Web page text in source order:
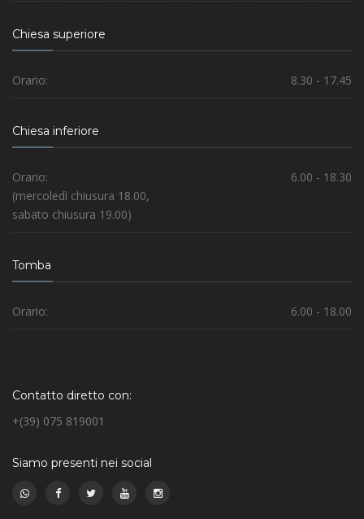
Chiesa superiore
Orario: 8.30 - 17.45
Chiesa inferiore
Orario:
6.00 - 18.30
(mercoledì chiusura 18.00,
sabato chiusura 19.00)
Tomba
Orario: 6.00 - 18.00
Contatto diretto con:
+(39) 075 819001
Siamo presenti nei social